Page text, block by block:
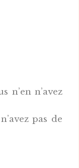
n’en n’avez
pas de